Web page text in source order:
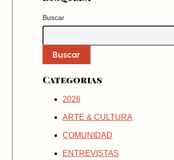
Buscar
Buscar
Categorias
2026
ARTE & CULTURA
COMUNIDAD
ENTREVISTAS